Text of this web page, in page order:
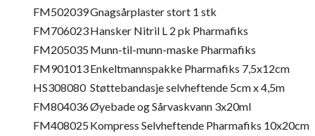
FM502039Gnagsårplaster stort 1 stk
FM706023Hansker Nitril L 2 pk Pharmafiks
FM205035Munn-til-munn-maske Pharmafiks
FM901013Enkeltmannspakke Pharmafiks 7,5x12cm
HS308080 Støttebandasje selvheftende 5cm x 4,5m
FM804036Øyebade og Sårvaskvann 3x20ml
FM408025Kompress Selvheftende Pharmafiks 10x20cm